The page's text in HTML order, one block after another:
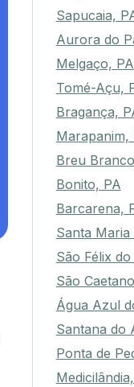
Sapucaia,
Aurora do
Melgaço, PA
Tomé-Açu,
Bragança,
Marapanim,
Breu
Bonito, PA
Barcarena,
Santa
São Félix
São
Água Azul
Santana do
Ponta de